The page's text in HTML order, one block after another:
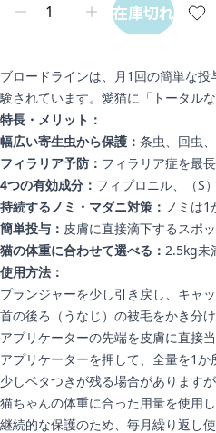
在庫切れ
ブロードラインは、月1回の簡単な
験されています。愛猫に「トータル
特長・メリット：
幅広い寄生虫から保護： 条虫、回虫
フィラリア予防： フィラリア症を最
4つの有効成分： フィプロニル、（S
持続するノミ・マダニ対策： ノミは1
簡単投与： 皮膚に直接滴下するスポ
猫の体重に合わせて選べる： 2.5kg未
使用方法：
プランジャーを少し引き戻し、キャッ
首の後ろ（うなじ）の被毛をかき分
アプリケーターの先端を皮膚に直接当
アプリケーターを押して、全量を1か
少しベタつきが残る場合があります
猫ちゃんの体重に合った用量を使用
継続的な保護のため、毎月繰り返し使